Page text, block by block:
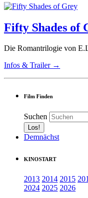
Fifty Shades of
Die Romantrilogie von
Infos & Trailer →
Film Finden
Suchen
Demnächst
KINOSTART
2013 2014 2015
2024 2025 2026